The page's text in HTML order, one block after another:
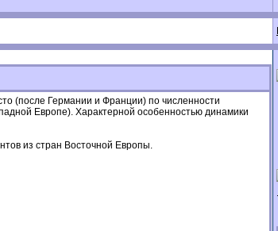
(после Германии и Франции) по численности
Европе). Характерной особенностью динамики
из стран Восточной Европы.